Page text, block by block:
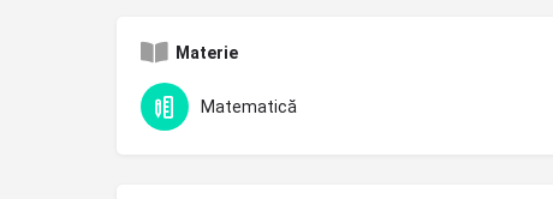
Materie
Matematică